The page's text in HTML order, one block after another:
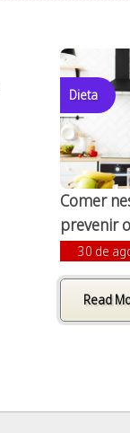
Dieta
Comer
prevenir
30 de
Read